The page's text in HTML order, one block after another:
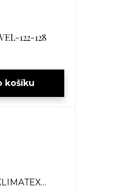
122-128
košíku